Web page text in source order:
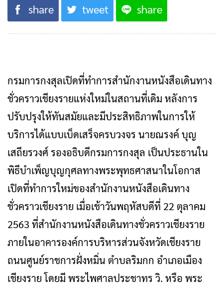
share tweet share
กรมการกงสุลเปิดที่ทำการสำนักงานหนังสือเดินทาง
ชั่วคราวเชียงรายแห่งใหม่ในสถานที่เดิม หลังการ
ปรับปรุงให้ทันสมัยและมีประสิทธิภาพในการให้
บริการได้แบบเบ็ดเสร็จครบวงจร นายณรงค์ บุญ
เสถียรวงศ์ รองอธิบดีกรมการกงสุล เป็นประธานใน
พิธีบำเพ็ญบุญกุศลทางพระพุทธศาสนาในโอกาส
เปิดที่ทำการใหม่ของสำนักงานหนังสือเดินทาง
ชั่วคราวเชียงราย เมื่อเช้าวันพฤหัสบดีที่ 22 ตุลาคม
2563 ที่สำนักงานหนังสือเดินทางชั่วคราวเชียงราย
ภายในอาคารองค์การบริหารส่วนจังหวัดเชียงราย
ถนนศูนย์ราชการฝั่งหมิ่น ตำบลริมกก อำเภอเมือง
เชียงราย โดยมี พระไพศาลประชาทร วิ. หรือ พระ